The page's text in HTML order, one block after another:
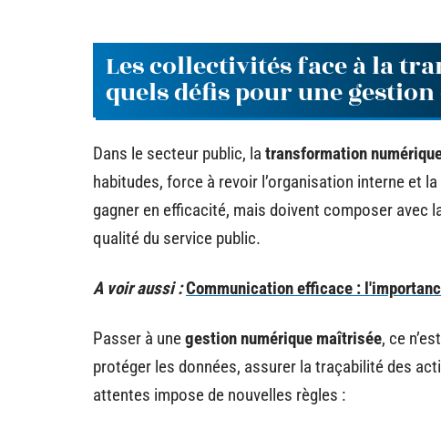
Les collectivités face à la
quels défis pour une gestion
Dans le secteur public, la transformation
habitudes, force à revoir l’organisation interne et
gagner en efficacité, mais doivent composer avec
qualité du service public.
A voir aussi :Communication efficace :
Passer à unegestion numérique maîtrisée, ce
protéger les données, assurer la traçabilité des
attentes impose de nouvelles règles :